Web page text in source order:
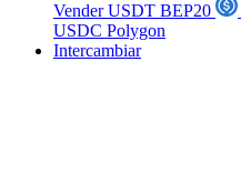
Vender USDT BEP20
USDC Polygon
Intercambiar